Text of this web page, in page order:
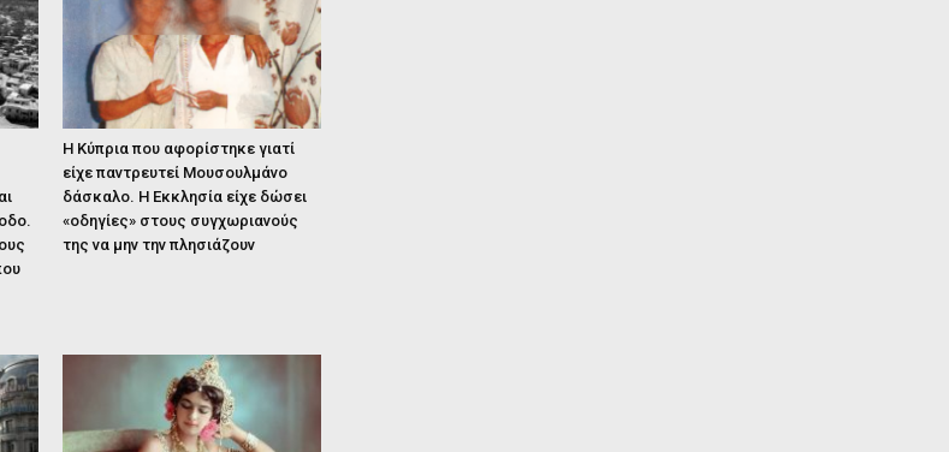
Η Κύπρια που αφορίστηκε γιατί
είχε παντρευτεί Μουσουλμάνο
δάσκαλο. Η Εκκλησία είχε δώσει
«οδηγίες» στους συγχωριανούς
της να μην την πλησιάζουν